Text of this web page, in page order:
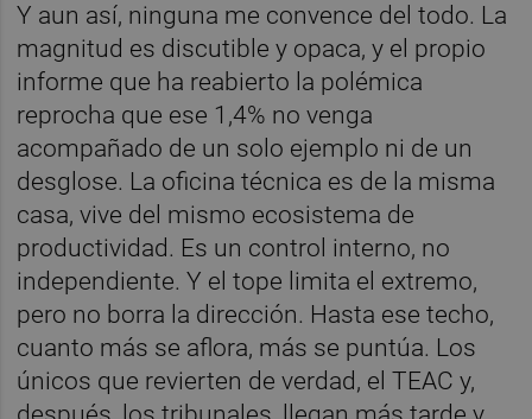
Y aun así, ninguna me convence del todo. La
magnitud es discutible y opaca, y el propio
informe que ha reabierto la polémica
reprocha que ese 1,4% no venga
acompañado de un solo ejemplo ni de un
desglose. La oficina técnica es de la misma
casa, vive del mismo ecosistema de
productividad. Es un control interno, no
independiente. Y el tope limita el extremo,
pero no borra la dirección. Hasta ese techo,
cuanto más se aflora, más se puntúa. Los
únicos que revierten de verdad, el TEAC y,